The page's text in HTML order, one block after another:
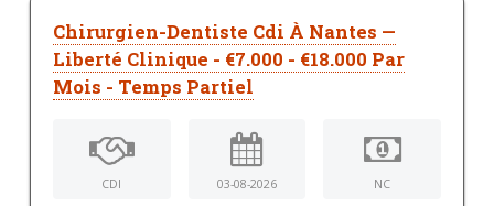
Chirurgien-Dentiste Cdi À Nantes —
Liberté Clinique - €7.000 - €18.000 Par
Mois - Temps Partiel
CDI 03-08-2026 NC